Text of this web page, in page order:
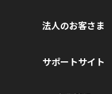
法人のお客さま
サポートサイト